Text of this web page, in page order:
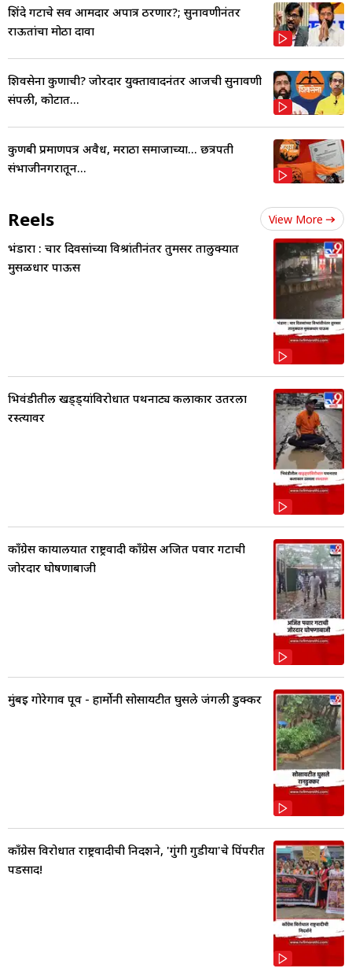
शिंदे गटाचे सर्व आमदार अपात्र ठरणार?; सुनावणीनंतर
राऊतांचा मोठा दावा
शिवसेना कुणाची? जोरदार युक्तावादनंतर आजची सुनावणी
संपली, कोर्टात...
कुणबी प्रमाणपत्र अवैध, मराठा समाजाच्या... छत्रपती
संभाजीनगरातून...
Reels View More
भंडारा : चार दिवसांच्या विश्रांतीनंतर तुमसर तालुक्यात
मुसळधार पाऊस
भिवंडीतील खड्ड्यांविरोधात पथनाट्य कलाकार उतरला
रस्त्यावर
काँग्रेस कार्यालयात राष्ट्रवादी काँग्रेस अजित पवार गटाची
जोरदार घोषणाबाजी
मुंबई गोरेगाव पूर्व - हार्मोनी सोसायटीत घुसले जंगली डुक्कर
काँग्रेस विरोधात राष्ट्रवादीची निदर्शने, 'गुंगी गुडीया'चे पिंपरीत
पडसाद!